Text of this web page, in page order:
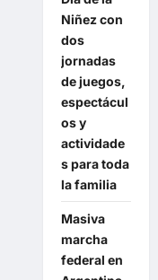
Niñez con
dos
jornadas
de juegos,
espectácul
os y
actividade
s para toda
la familia
Masiva
marcha
federal en